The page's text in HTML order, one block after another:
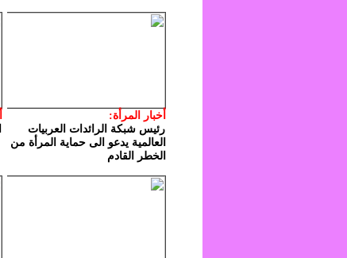
أخبار المرأة:
رئيس شبكة الرائدات العربيات
العالمية يدعو الى حماية المرأة من
الخطر القادم